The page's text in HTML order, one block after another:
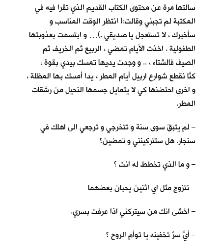
سالتها مرة عن محتوى الكتاب القديم الذي تقرا فيه في
المكتبة لم تجبني وقالت:( انتظر الوقت المناسب و
سأخبرك ، لا تستعجل يا صديقي .)… و ابتسمت بعذوبتها
الطفولية . اخذت الأيام تمضي ، الربيع ثم الخريف ثم
الصيف فالشتاء ، .. و وجدت يديها تمسك بيدي بقوة ،
كنّا نقطع شوارع اربيل أيام المطر ، يداً أمسك بها المظلة ،
و اخرى احتضنها كي لا يتمايل جسمها النحيل من رشقات
المطر.
– لم يتبقَ سوى سنة و تتخرجي و ترجعي الى اهلك في
سنجار، هل ستتركينني و تمضين؟
– و ما الذي تخطط له انت ؟
– نتزوج مثل اي اثنين يحبان بعضهما
– اخشى انك من سيتركني اذا عرفت بسري.
– أيُّ سرٍّ تخفينه يا تَوأم الروح ؟